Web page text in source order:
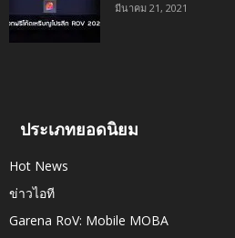
มีนาคม 21, 2021
ประเภทยอดนิยม
Hot News
ข่าวไอที
Garena RoV: Mobile MOBA